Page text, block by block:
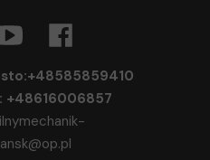
+48616006857